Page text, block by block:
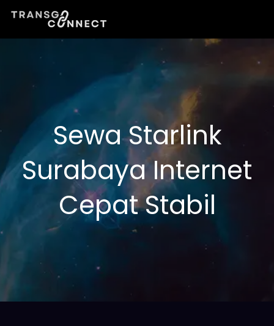
Lewati
Sewa Starlink
Surabaya Internet
Cepat Stabil